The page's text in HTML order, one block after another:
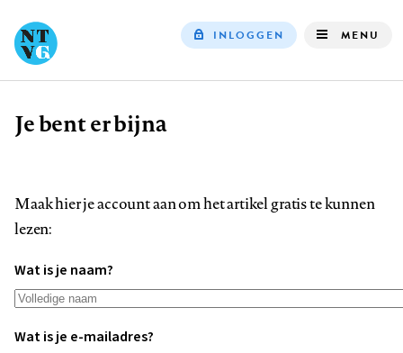
INLOGGEN MENU
Kruimelpad
Je bent er bijna
Maak hier je account aan om het artikel gratis te kunnen
lezen:
Wat is je naam?
Wat is je e-mailadres?